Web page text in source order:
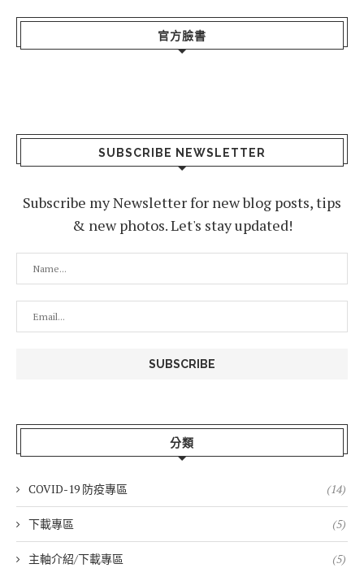
官方臉書
SUBSCRIBE NEWSLETTER
Subscribe my Newsletter for new blog posts, tips
& new photos. Let's stay updated!
分類
COVID-19 防疫專區 (14)
下載專區 (5)
主軸介紹/下載專區 (5)